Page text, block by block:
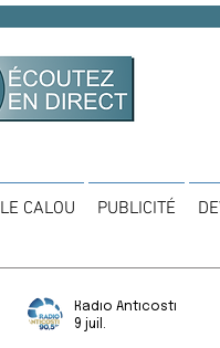
LE CALOU PUBLICITÉ
Radio Anticosti
9 juil.